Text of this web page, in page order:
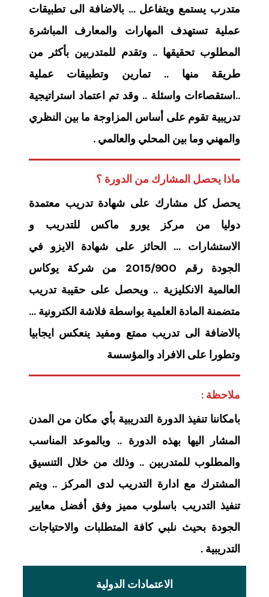
متدرب يستمع ويتفاعل … بالاضافة الى تطبيقات
عملية تستهدف المهارات والمعارف المباشرة
المطلوب تحقيقها .. وتقدم للمتدربين بأكثر من
طريقة منها .. تمارين وتطبيقات عملية
..استقصاءات واسئلة .. وقد تم اعتماد استراتيجية
تدريبية تقوم على أساس المزاوجة ما بين النظري
والمهني وما بين المحلي والعالمي .
ماذا يحصل المشارك من الدورة ؟
يحصل كل مشارك على شهادة تدريب معتمدة
دوليا من مركز يورو ماكس للتدريب و
الاستشارات … الحائز على شهادة الايزو في
الجودة رقم 2015/900 من شركة يوكاس
العالمية الانكليزية .. ويحصل على حقيبة تدريب
متضمنة المادة العلمية بواسطة فلاشة الكترونية …
بالاضافة الى تدريب ممتع ومفيد ينعكس ايجابيا
وتطورا على الافراد والمؤسسة
ملاحظة :
بامكاننا تنفيذ الدورة التدريبية بأي مكان من المدن
المشار اليها بهذه الدورة .. وبالموعد المناسب
والمطلوب للمتدربين .. وذلك من خلال التنسيق
المشترك مع ادارة التدريب لدى المركز .. ويتم
تنفيذ التدريب باسلوب مميز وفق أفضل معايير
الجودة بحيث نلبي كافة المتطلبات والاحتياجات
التدريبية .
الاعتمادات الدولية